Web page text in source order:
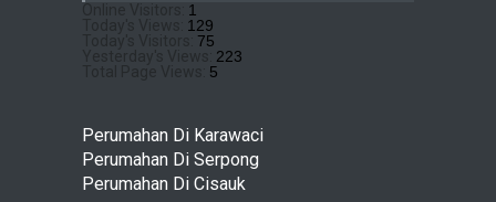
Pricelistnya Disini Ya!
Perumahan di Cirendeu
July 3, 2026
1
129
75
223
5
Perumahan Di Karawaci
Perumahan Di Serpong
Perumahan Di Cisauk